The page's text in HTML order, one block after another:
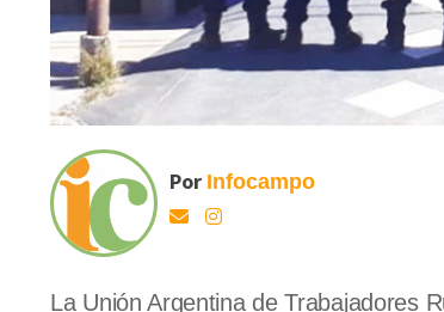
Por Infocampo
La Unión Argentina de Trabajadores